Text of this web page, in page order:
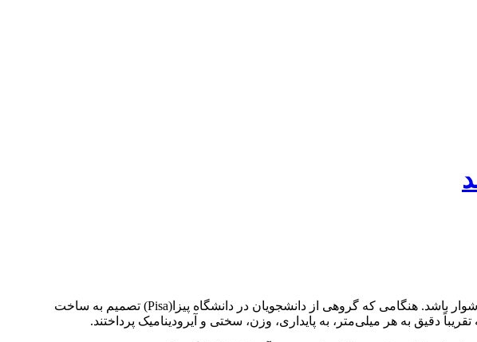
به گزارش خبرآنلاین، به نقل از ایسنا، ساخت یک هواپیمای کاغذی می‌تواند به اندازه ساخت بدنه یک هواپیمای واقعی دشوار باشد. هنگامی که گروهی از دانشجویان در دانشگاه پیزا(Pisa) تصمیم به ساخت
دقیق به هر میلی‌متر، به پایداری، وزن، سختی و آیرودینامیک پرداختند.